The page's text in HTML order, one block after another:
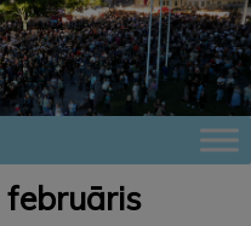
februāris